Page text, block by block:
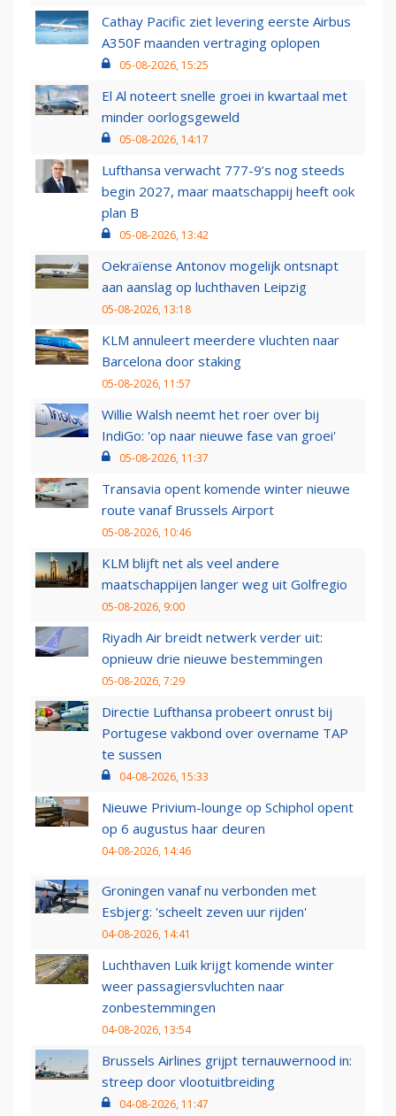
Cathay Pacific ziet levering eerste Airbus
A350F maanden vertraging oplopen
05-08-2026, 15:25
El Al noteert snelle groei in kwartaal met
minder oorlogsgeweld
05-08-2026, 14:17
Lufthansa verwacht 777-9’s nog steeds
begin 2027, maar maatschappij heeft ook
plan B
05-08-2026, 13:42
Oekraïense Antonov mogelijk ontsnapt
aan aanslag op luchthaven Leipzig
05-08-2026, 13:18
KLM annuleert meerdere vluchten naar
Barcelona door staking
05-08-2026, 11:57
Willie Walsh neemt het roer over bij
IndiGo: 'op naar nieuwe fase van groei'
05-08-2026, 11:37
Transavia opent komende winter nieuwe
route vanaf Brussels Airport
05-08-2026, 10:46
KLM blijft net als veel andere
maatschappijen langer weg uit Golfregio
05-08-2026, 9:00
Riyadh Air breidt netwerk verder uit:
opnieuw drie nieuwe bestemmingen
05-08-2026, 7:29
Directie Lufthansa probeert onrust bij
Portugese vakbond over overname TAP
te sussen
04-08-2026, 15:33
Nieuwe Privium-lounge op Schiphol opent
op 6 augustus haar deuren
04-08-2026, 14:46
Groningen vanaf nu verbonden met
Esbjerg: 'scheelt zeven uur rijden'
04-08-2026, 14:41
Luchthaven Luik krijgt komende winter
weer passagiersvluchten naar
zonbestemmingen
04-08-2026, 13:54
Brussels Airlines grijpt ternauwernood in:
streep door vlootuitbreiding
04-08-2026, 11:47